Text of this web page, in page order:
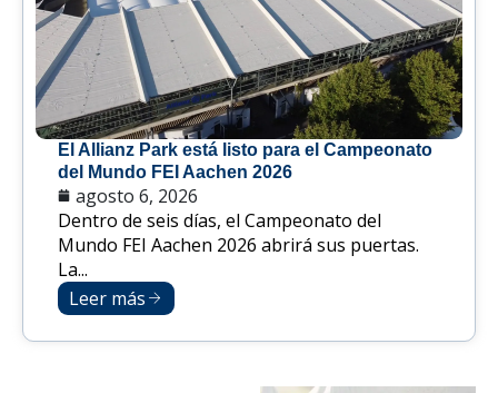
El Allianz Park está listo para el Campeonato
del Mundo FEI Aachen 2026
agosto 6, 2026
Dentro de seis días, el Campeonato del
Mundo FEI Aachen 2026 abrirá sus puertas.
La...
Leer más